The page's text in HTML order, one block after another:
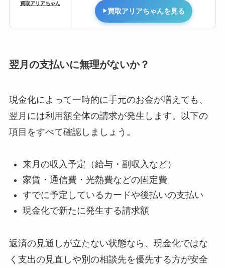
買取アリアちゃん
買取アリアちゃんを見る
翌月の支払いに無理がないか？
現金化によって一時的に手元のお金が増えても、
翌月には利用額全体の請求が発生します。以下の
項目をすべて確認しましょう。
来月の収入予定（給与・副収入など）
家賃・通信費・光熱費などの固定費
すでに予定しているカードや後払いの支払い
現金化で新たに発生する請求額
返済の見通しが立たない状態なら、現金化ではな
く支出の見直しや別の相談先を優先する方が安全